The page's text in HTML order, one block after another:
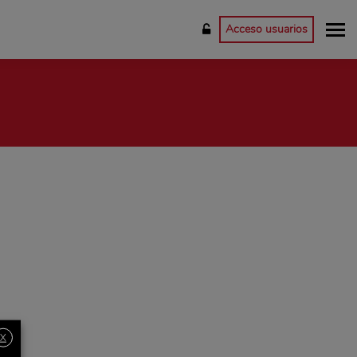
Acceso usuarios
X